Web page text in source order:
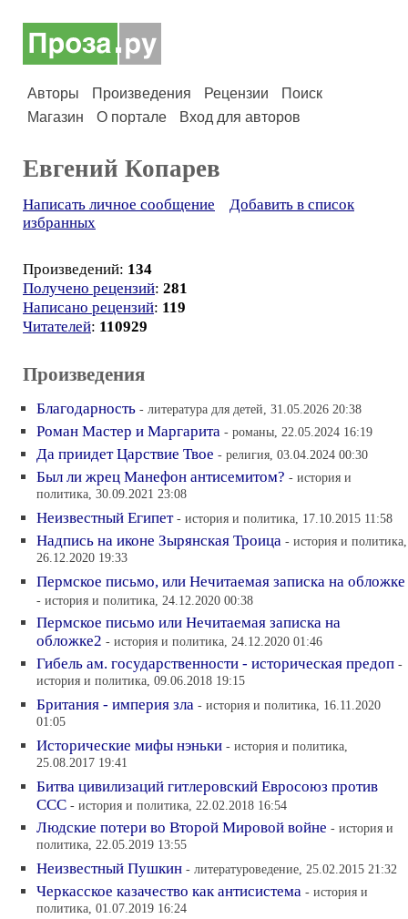
Авторы Произведения Рецензии
Поиск
Магазин
О портале Вход для авторов
Евгений Копарев
Написать личное сообщение
Добавить в список
избранных
Произведений: 134
Получено рецензий: 281
Написано рецензий: 119
Читателей: 110929
Произведения
Благодарность - литература для детей, 31.05.2026 20:38
Роман Мастер и Маргарита - романы, 22.05.2024 16:19
Да приидет Царствие Твое - религия, 03.04.2024 00:30
Был ли жрец Манефон антисемитом? - история и
политика, 30.09.2021 23:08
Неизвестный Египет - история и политика, 17.10.2015 11:58
Надпись на иконе Зырянская Троица - история и политика,
26.12.2020 19:33
Пермское письмо, или Нечитаемая записка на обложке
- история и политика, 24.12.2020 00:38
Пермское письмо или Нечитаемая записка на
обложке2 - история и политика, 24.12.2020 01:46
Гибель ам. государственности - историческая предоп -
история и политика, 09.06.2018 19:15
Британия - империя зла - история и политика, 16.11.2020
01:05
Исторические мифы нэньки - история и политика,
25.08.2017 19:41
Битва цивилизаций гитлеровский Евросоюз против
ССС - история и политика, 22.02.2018 16:54
Людские потери во Второй Мировой войне - история и
политика, 22.05.2019 13:55
Неизвестный Пушкин - литературоведение, 25.02.2015 21:32
Черкасское казачество как антисистема - история и
политика, 01.07.2019 16:24